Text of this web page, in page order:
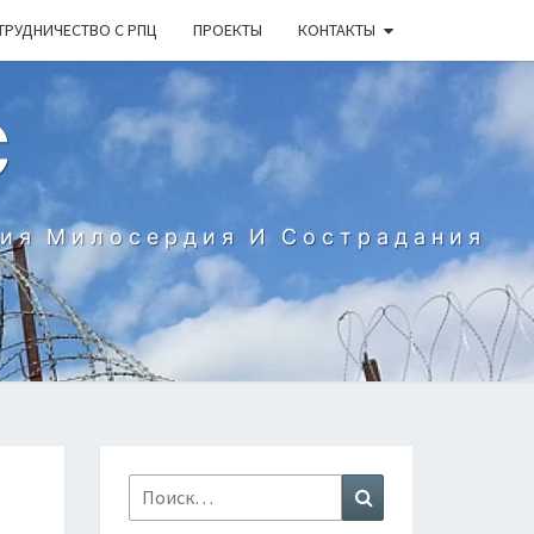
С РПЦ ПРОЕКТЫ КОНТАКТЫ
Милосердия И Сострадания
Найти: